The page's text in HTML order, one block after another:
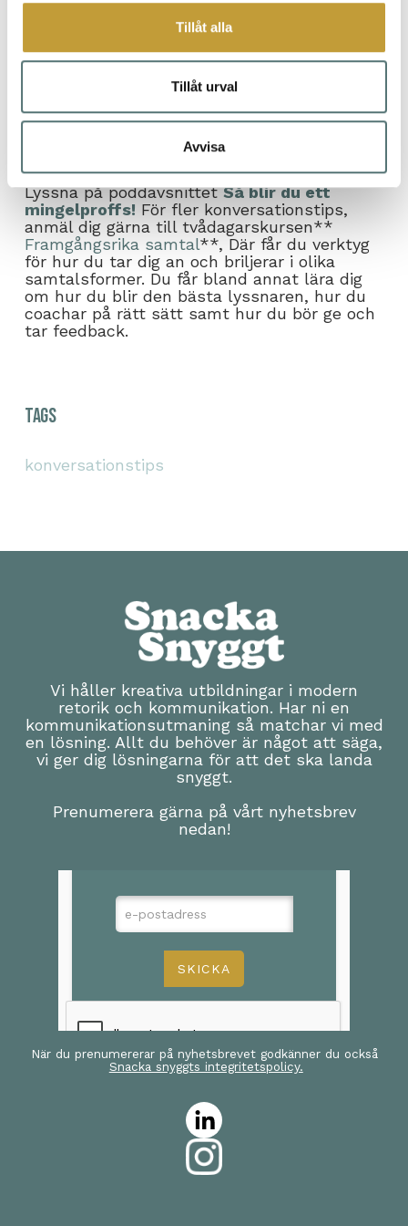
Tillåt alla
Tillåt urval
Avvisa
många människor. Därför räcker det att prata
med en person i högst fem minuter och
därefter gå vidare. För att avsluta på ett
trevligt sätt kan du säga:"Det var kul att
därefter med personen, le och gå vidare.
Vill du få fler tips på hur du minglar snyggt?
Lyssna på poddavsnittetSå blir du ett
mingelproffs! För fler konversationstips,
anmäl dig gärna till tvådagarskursen**
Framgångsrika samtal**, Där får du verktyg
för hur du tar dig an och briljerar i olika
samtalsformer. Du får bland annat lära dig
om hur du blir den bästa lyssnaren, hur du
coachar på rätt sätt samt hur du bör ge och
tar feedback.
Tags
konversationstips
Vi håller kreativa utbildningar i modern
retorik och kommunikation. Har ni en
kommunikationsutmaning så matchar vi med
en lösning. Allt du behöver är något att säga,
vi ger dig lösningarna för att det ska landa
snyggt.
Prenumerera gärna på vårt nyhetsbrev
nedan!
När du prenumererar på nyhetsbrevet godkänner du också
Snacka snyggts integritetspolicy.